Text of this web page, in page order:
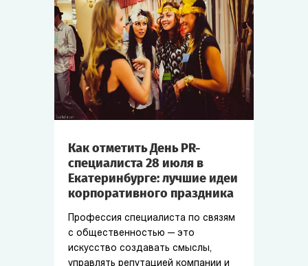
Как отметить День PR-
специалиста 28 июля в
Екатеринбурге: лучшие идеи
корпоративного праздника
Профессия специалиста по связям
с общественностью — это
искусство создавать смыслы,
управлять репутацией компании и